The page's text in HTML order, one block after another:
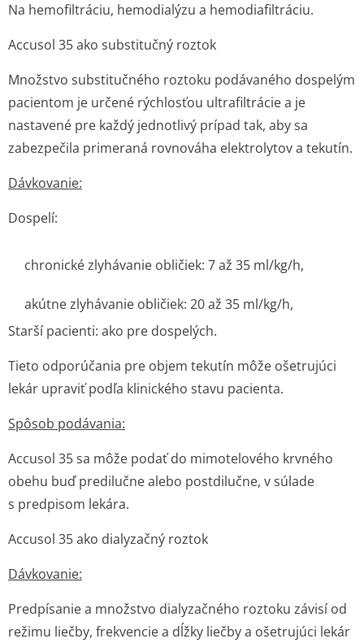
Na hemofiltráciu, hemodialýzu a hemodiafiltráciu.
Accusol 35 ako substitučný roztok
Množstvo substitučného roztoku podávaného dospelým
pacientom je určené rýchlosťou ultrafiltrácie a je
nastavené pre každý jednotlivý prípad tak, aby sa
zabezpečila primeraná rovnováha elektrolytov a tekutín.
Dávkovanie:
Dospelí:
chronické zlyhávanie obličiek: 7 až 35 ml/kg/h,
akútne zlyhávanie obličiek: 20 až 35 ml/kg/h,
Starší pacienti: ako pre dospelých.
Tieto odporúčania pre objem tekutín môže ošetrujúci
lekár upraviť podľa klinického stavu pacienta.
Spôsob podávania:
Accusol 35 sa môže podať do mimotelového krvného
obehu buď predilučne alebo postdilučne, v súlade
s predpisom lekára.
Accusol 35 ako dialyzačný roztok
Dávkovanie:
Predpísanie a množstvo dialyzačného roztoku závisí od
režimu liečby, frekvencie a dĺžky liečby a ošetrujúci lekár